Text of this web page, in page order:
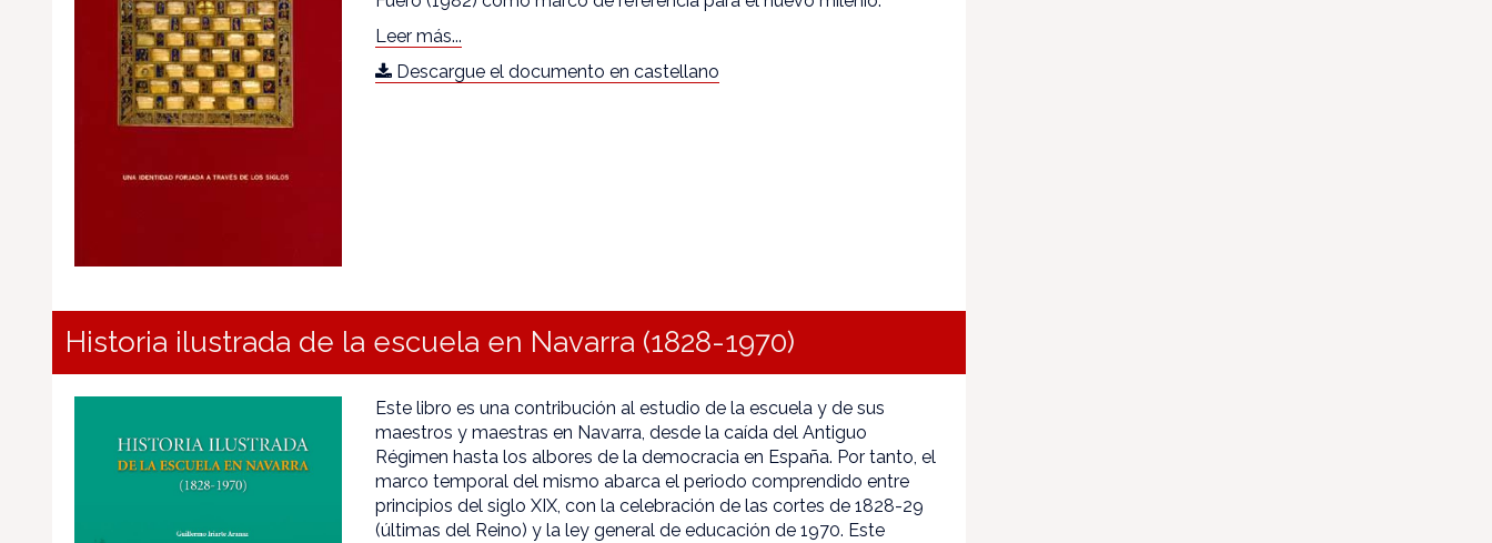
Leer más...
Descargue el documento en castellano
Historia ilustrada de la escuela en Navarra (1828-1970)
Este libro es una contribución al estudio de la escuela y de sus
maestros y maestras en Navarra, desde la caída del Antiguo
Régimen hasta los albores de la democracia en España. Por tanto, el
marco temporal del mismo abarca el periodo comprendido entre
principios del siglo XIX, con la celebración de las cortes de 1828-29
(últimas del Reino) y la ley general de educación de 1970. Este